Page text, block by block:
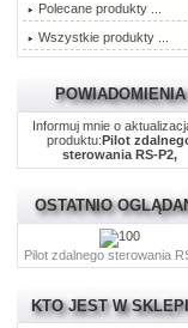
Polecane produkty ...
Wszystkie produkty ...
POWIADOMIENIA
Informuj mnie o
produktu:Pilot
sterowania RS-P2,
OSTATNIO
Pilot zdalnego sterowania
KTO JEST W